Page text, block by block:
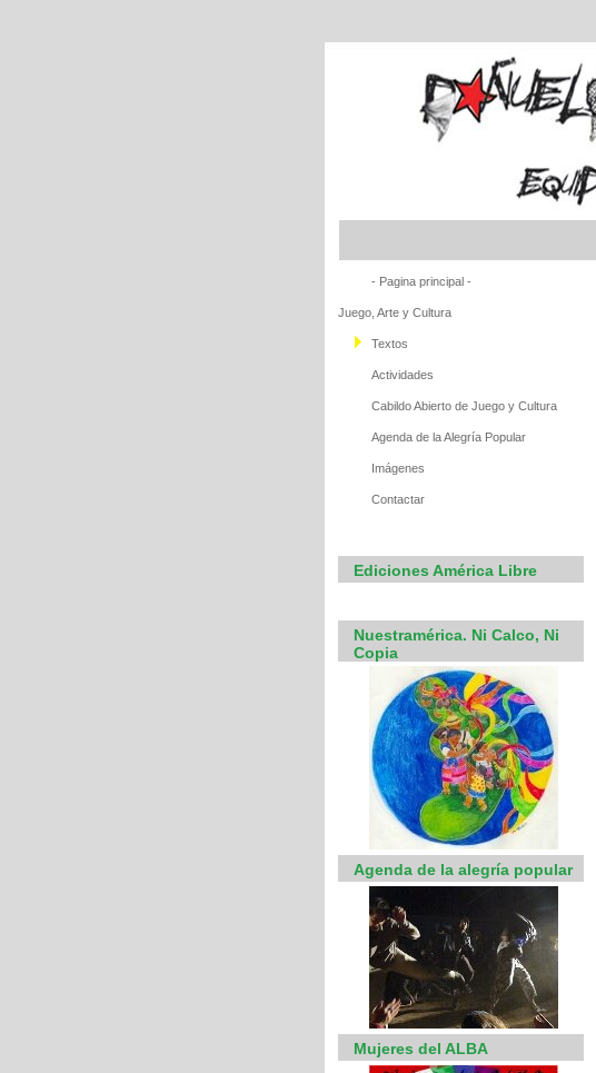
- Pagina principal -
Juego, Arte y Cultura
Textos
Actividades
Cabildo Abierto de Juego y Cultura
Agenda de la Alegría Popular
Imágenes
Contactar
Ediciones América Libre
Nuestramérica. Ni Calco, Ni
Copia
Agenda de la alegría popular
Mujeres del ALBA